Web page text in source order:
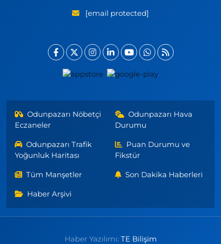
[email protected]
Odunpazarı Nöbetçi
Eczaneler
Odunpazarı Hava
Durumu
Odunpazarı Trafik
Yoğunluk Haritası
Puan Durumu ve
Fikstür
Tüm Manşetler Son Dakika Haberleri
Haber Arşivi
Haber Yazılımı: TE Bilişim